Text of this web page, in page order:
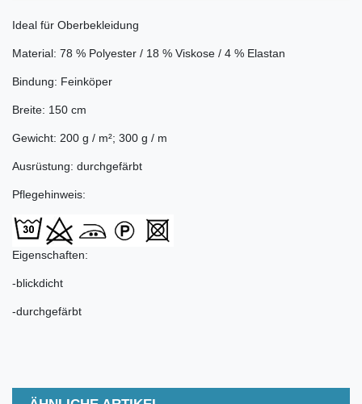
Ideal für Oberbekleidung
Material: 78 % Polyester / 18 % Viskose / 4 % Elastan
Bindung: Feinköper
Breite: 150 cm
Gewicht: 200 g / m²; 300 g / m
Ausrüstung: durchgefärbt
Pflegehinweis:
Eigenschaften:
-blickdicht
-durchgefärbt